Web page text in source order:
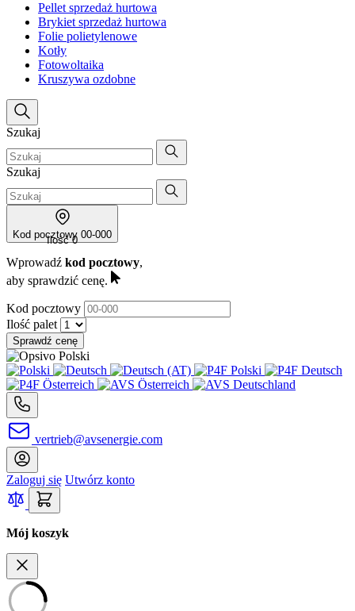
Pellet sprzedaż hurtowa
Brykiet sprzedaż hurtowa
Folie polietylenowe
Kotły
Fotowoltaika
Kruszywa ozdobne
Szukaj
Szukaj
Kod pocztowy 00-000
Ilość 0
Wprowadź kod pocztowy,
aby sprawdzić cenę.
Kod pocztowy
Ilość palet
Sprawdź cenę
vertrieb@avsenergie.com
Zaloguj się Utwórz konto
Mój koszyk